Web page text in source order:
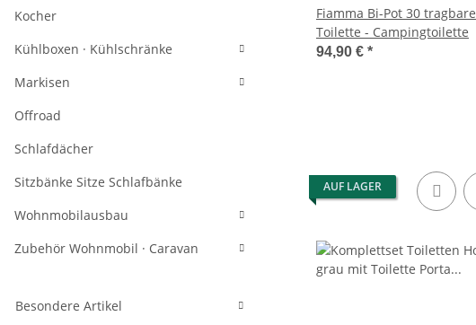
Fiamma Bi-Pot 30 tragbare
Toilette - Campingtoilette
94,90 € *
AUF LAGER
Kocher
Kühlboxen · Kühlschränke
Markisen
Offroad
Schlafdächer
Sitzbänke Sitze Schlafbänke
Wohnmobilausbau
Zubehör Wohnmobil · Caravan
Besondere Artikel